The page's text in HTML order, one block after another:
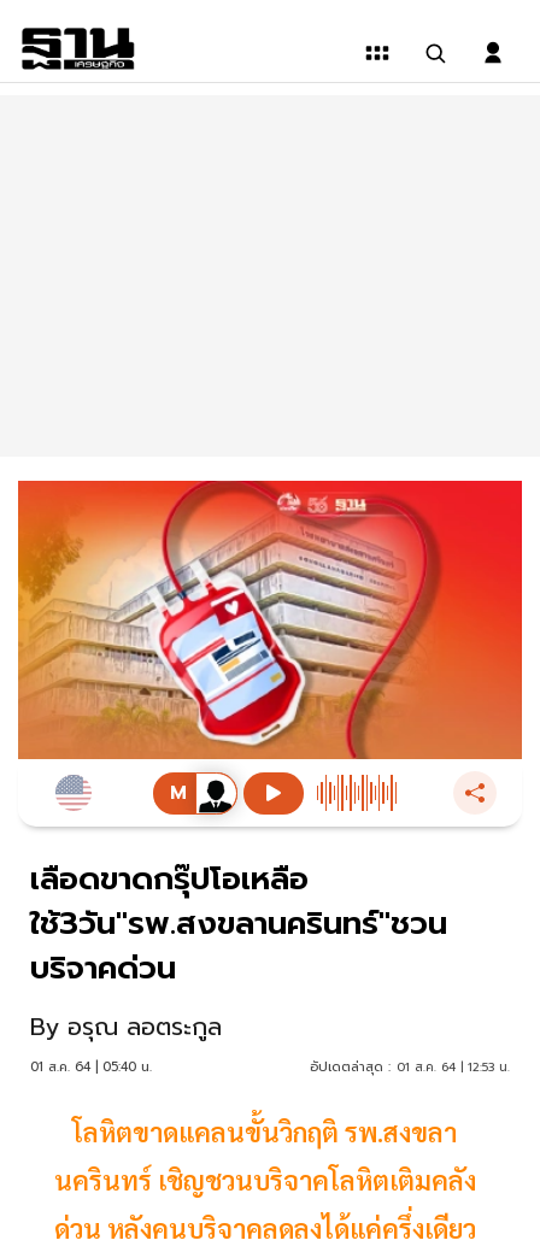
เลือดขาดกรุ๊ปโอเหลือ
ใช้3วัน"รพ.สงขลานครินทร์"ชวน
บริจาคด่วน
By อรุณ ลอตระกูล
01 ส.ค. 64 | 05:40 น. อัปเดตล่าสุด : 01 ส.ค. 64 | 12:53 น.
โลหิตขาดแคลนขั้นวิกฤติ รพ.สงขลา
นครินทร์ เชิญชวนบริจาคโลหิตเติมคลัง
ด่วน หลังคนบริจาคลดลงได้แค่ครึ่งเดียว